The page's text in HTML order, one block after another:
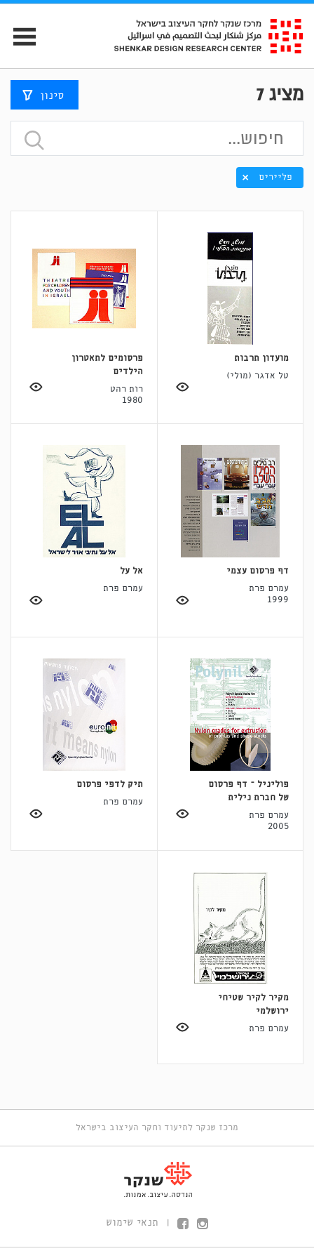
מציג7 סינון
פליירים
מועדון תרבות
טל אדגר (מולי)
פרסומים לתאטרון
הילדים
רות רהט
1980
דף פרסום עצמי
עמרם פרת
1999
אל על
עמרם פרת
פוליניל – דף פרסום
של חברת נילית
עמרם פרת
2005
תיק לדפי פרסום
עמרם פרת
מקיר לקיר שטיחי
ירושלמי
עמרם פרת
מרכז שנקר לתיעוד וחקר העיצוב בישראל
תנאי שימוש